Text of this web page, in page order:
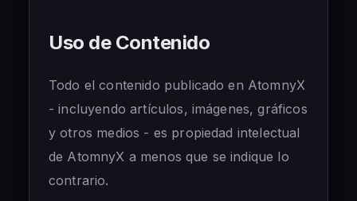
Uso de Contenido
Todo el contenido publicado en AtomnyX
- incluyendo artículos, imágenes, gráficos
y otros medios - es propiedad intelectual
de AtomnyX a menos que se indique lo
contrario.